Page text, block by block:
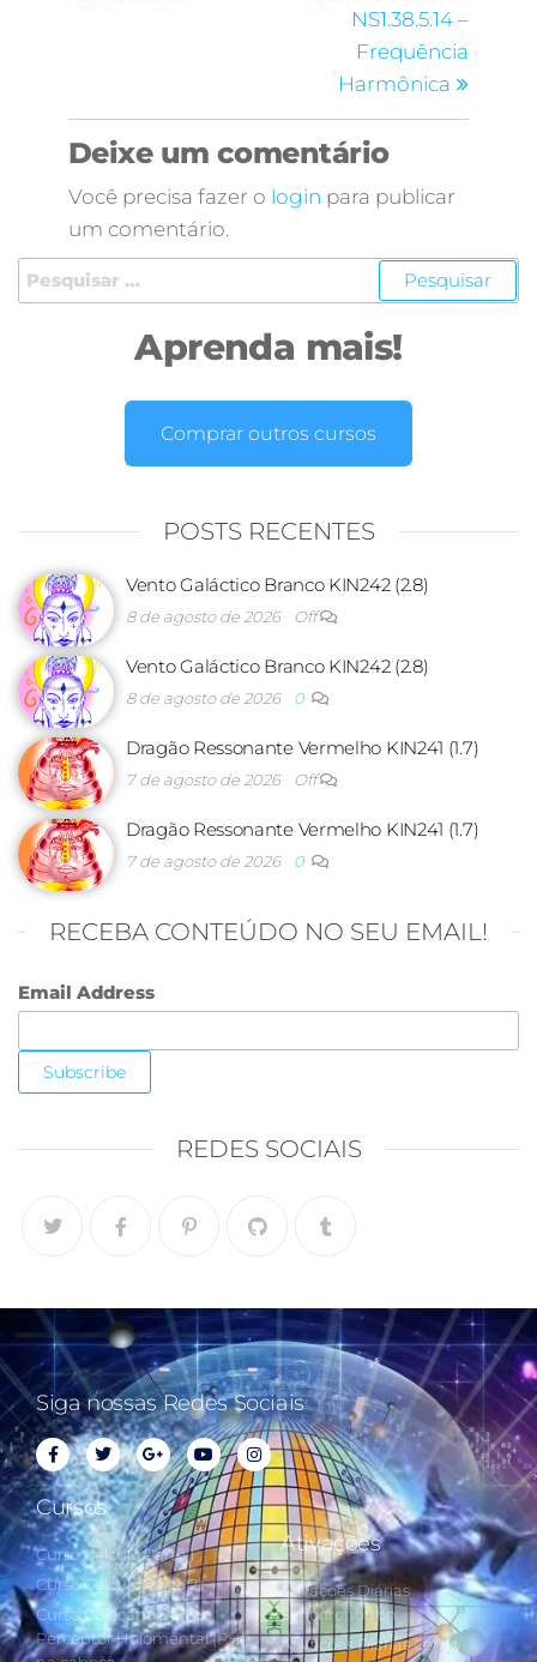
NS1.38.5.14 –
Frequência
Harmônica
Deixe um comentário
Você precisa fazer o login para publicar
um comentário.
Aprenda mais!
Comprar outros cursos
POSTS RECENTES
Vento Galáctico Branco KIN242 (2.8)
8 de agosto de 2026 Off
Vento Galáctico Branco KIN242 (2.8)
8 de agosto de 2026 0
Dragão Ressonante Vermelho KIN241 (1.7)
7 de agosto de 2026 Off
Dragão Ressonante Vermelho KIN241 (1.7)
7 de agosto de 2026 0
RECEBA CONTEÚDO NO SEU EMAIL!
Email Address
REDES SOCIAIS
Siga nossas Redes Sociais
Cursos
Curso Cálculo Parte 1
Curso Cálculo Parte 2
Curso Colocando o
Perceptor Holomental (PH)
Ativações
Ativações Diárias
Synchronotron
Ativações Diárias Lei do